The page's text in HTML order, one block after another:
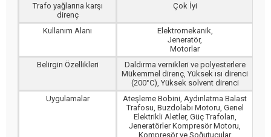
Trafo yağlarına karşı
direnç
Çok İyi
Kullanım Alanı
Elektromekanik,
Jeneratör,
Motorlar
Belirgin Özellikleri
Daldırma vernikleri ve polyesterlere
Mükemmel direnç, Yüksek ısı direnci
(200°C), Yüksek solvent direnci
Uygulamalar
Ateşleme Bobini, Aydınlatma Balast
Trafosu, Buzdolabı Motoru, Genel
Elektrikli Aletler, Güç Trafoları,
Jeneratörler Kompresör Motoru,
Kompresör ve Soğutucular